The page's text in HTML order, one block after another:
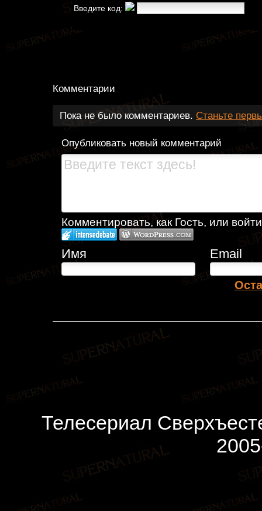
Введите код:
Комментарии
Пока не было комментариев. Станьте
Опубликовать новый комментарий
Комментировать, как Гость, или
Имя Email
Телесериал